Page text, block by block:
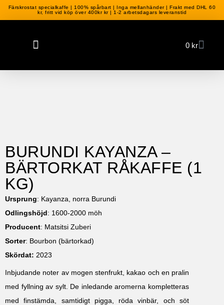
Färskrostat specialkaffe | 100% spårbart | Inga mellanhänder | Frakt med DHL 60
kr, fritt vid köp över 400kr kr | 1-2 arbetsdagars leveranstid
0 kr
BURUNDI KAYANZA –
BÄRTORKAT RÅKAFFE (1
KG)
Ursprung: Kayanza, norra Burundi
Odlingshöjd: 1600-2000 möh
Producent: Matsitsi Zuberi
Sorter: Bourbon (bärtorkad)
Skördat: 2023
Inbjudande noter av mogen stenfrukt, kakao och en pralin
med fyllning av sylt. De inledande aromerna kompletteras
med finstämda, samtidigt pigga, röda vinbär, och söt